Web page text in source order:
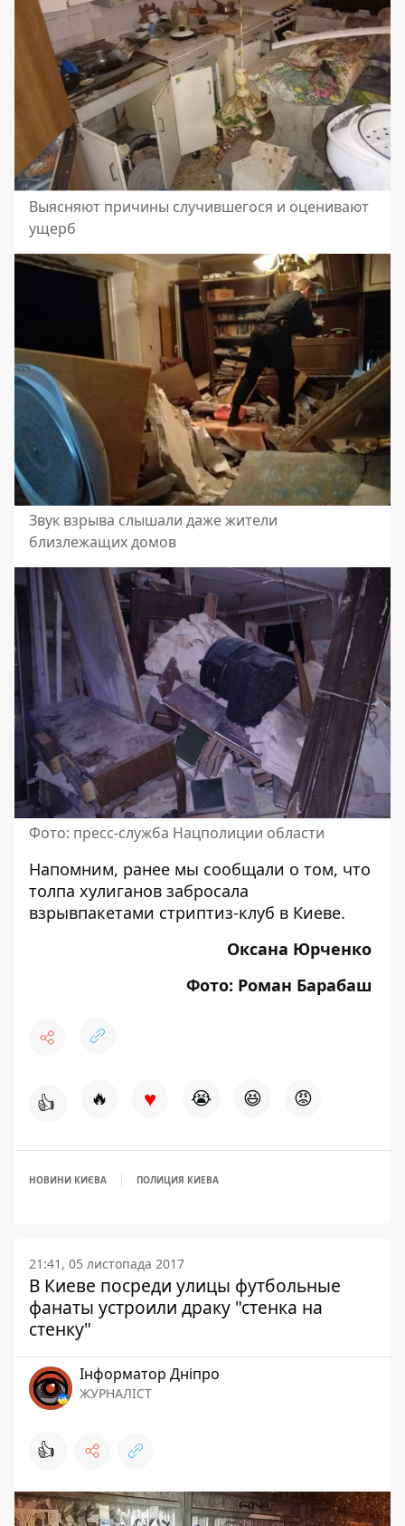
Выясняют причины случившегося и оценивают
ущерб
Звук взрыва слышали даже жители
близлежащих домов
Фото: пресс-служба Нацполиции области
Напомним, ранее мы сообщали о том, что
толпа хулиганов забросала
взрывпакетами стриптиз-клуб в Киеве.
Оксана Юрченко
Фото: Роман Барабаш
👍 🔥 ♥ 😭 😆 😡
НОВИНИ КИЄВА ПОЛИЦИЯ КИЕВА
21:41, 05 листопада 2017
В Киеве посреди улицы футбольные
фанаты устроили драку "стенка на
стенку"
Інформатор Дніпро
ЖУРНАЛІСТ
👍